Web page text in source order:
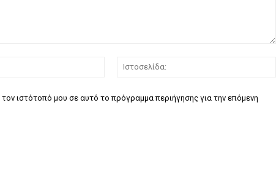
Email:*
ιστότοπό μου σε αυτό το πρόγραμμα περιήγησης για την επόμενη